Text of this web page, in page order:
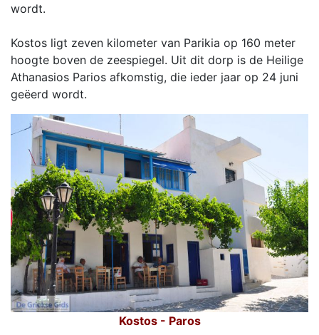
wordt.
Kostos ligt zeven kilometer van Parikia op 160 meter
hoogte boven de zeespiegel. Uit dit dorp is de Heilige
Athanasios Parios afkomstig, die ieder jaar op 24 juni
geëerd wordt.
Kostos - Paros